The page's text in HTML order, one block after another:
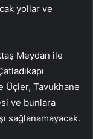
yollar ve
Meydan ile
Üçler, Tavukhane
ve bunlara
sağlanamayacak.